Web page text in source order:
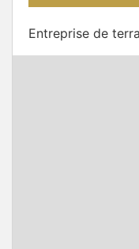
Entreprise de